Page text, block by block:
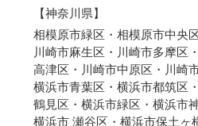
【神奈川県】
相模原市緑区・相模原市中央
川崎市麻生区・川崎市多摩区
高津区・川崎市中原区・川崎
横浜市青葉区・横浜市都筑区
鶴見区・横浜市緑区・横浜市
横浜市 瀬谷区・横浜市保土ヶ